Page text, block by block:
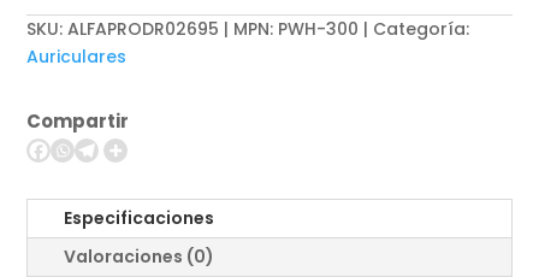
True
wireless
earphones
Para
Cellular
/
Para
Computer
SKU:ALFAPRODR02695 | MPN: PWH-300
Categoría:
Auriculares
Compartir
Especificaciones
Valoraciones (0)